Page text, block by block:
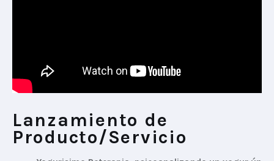
Lanzamiento de
Producto/Servicio